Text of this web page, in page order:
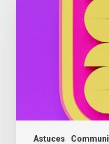
Astuces